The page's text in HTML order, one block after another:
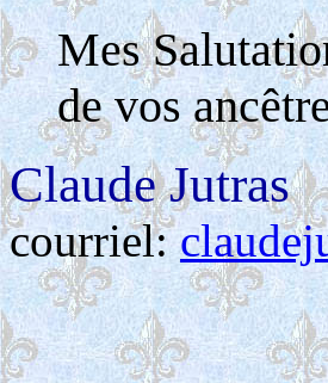
Mes
de vos
Claude Jutras
courriel: